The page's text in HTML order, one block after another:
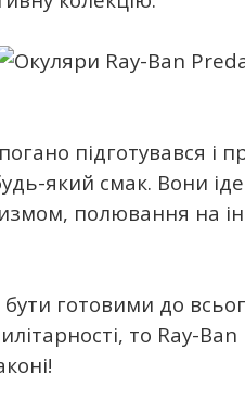
підготувався і
який смак. Вони
полювання на
готовими до
то Ray-